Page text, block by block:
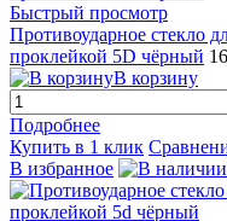
Быстрый просмотр
Противоударное стекло
проклейкой 5D чёрный
В корзину
Подробнее
Купить в 1 клик
В избранное